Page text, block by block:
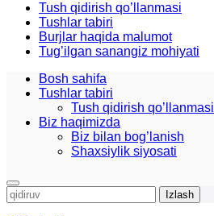
Tush qidirish qo’llanmasi
Tushlar tabiri
Burjlar haqida malumot
Tug’ilgan sanangiz mohiyati
Bosh sahifa
Tushlar tabiri
Tush qidirish qo’llanmasi
Biz haqimizda
Biz bilan bog’lanish
Shaxsiylik siyosati
Qidirshish: